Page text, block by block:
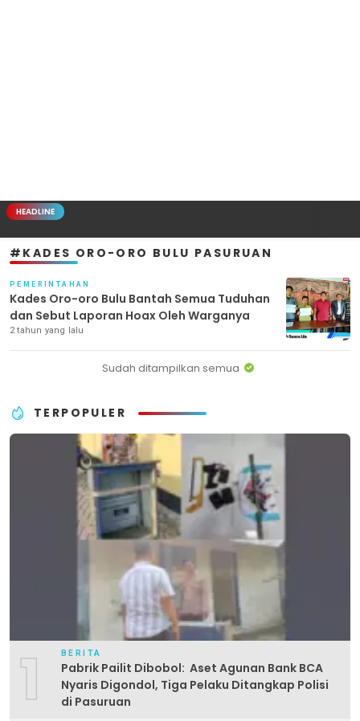
HEADLINE
#KADES ORO-ORO BULU PASURUAN
PEMERINTAHAN
Kades Oro-oro Bulu Bantah Semua Tuduhan
dan Sebut Laporan Hoax Oleh Warganya
2 tahun yang lalu
Sudah ditampilkan semua
TERPOPULER
1 BERITA
Pabrik Pailit Dibobol: Aset Agunan Bank BCA
Nyaris Digondol, Tiga Pelaku Ditangkap Polisi
di Pasuruan